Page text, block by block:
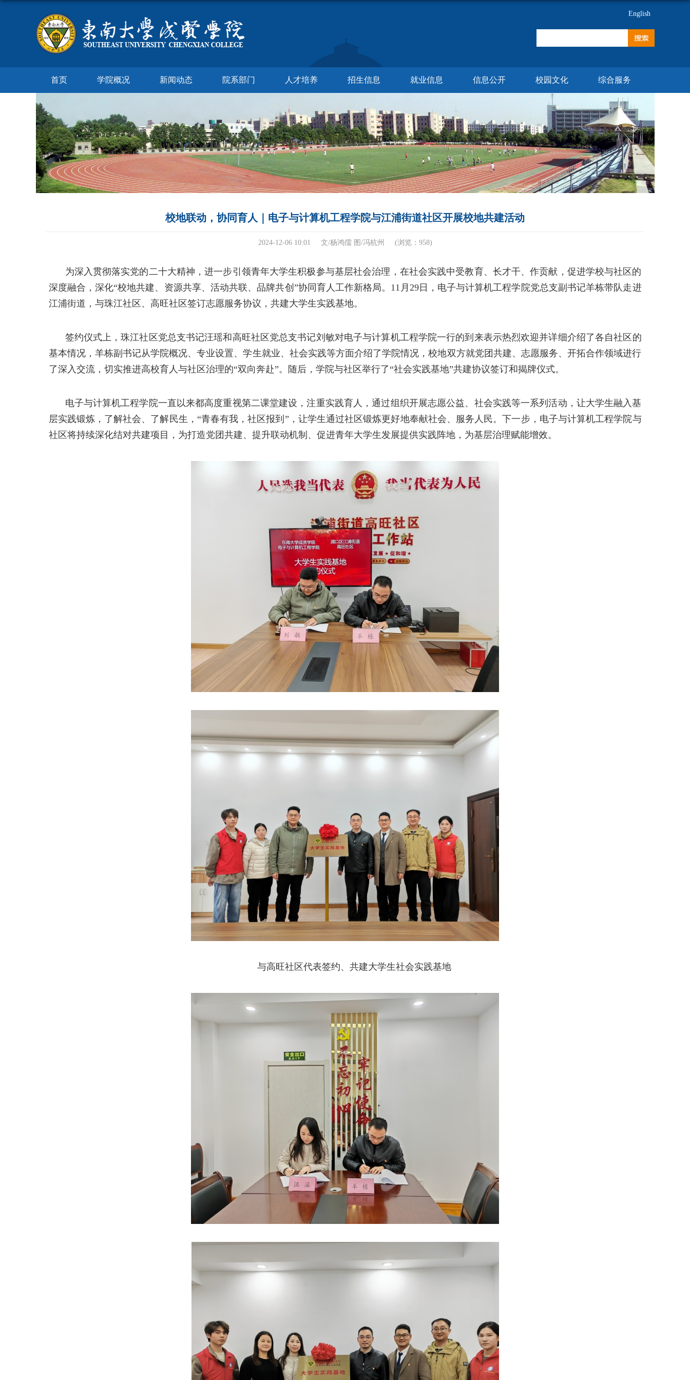
English
首页 学院概况 新闻动态 院系部门 人才培养 招生信息 就业信息 信息公开 校园文化 综合服务
校地联动，协同育人｜电子与计算机工程学院与江浦街道社区开展校地共建活动
2024-12-06 10:01 文/杨鸿儒 图/冯杭州 (浏览： 958)
为深入贯彻落实党的二十大精神，进一步引领青年大学生积极参与基层社会治理，在社会实践中受教育、长才干、作贡献，促进学校与社区的
深度融合，深化“校地共建、资源共享、活动共联、品牌共创”协同育人工作新格局。11月29日，电子与计算机工程学院党总支副书记羊栋带队走进
江浦街道，与珠江社区、高旺社区签订志愿服务协议 ， 共建大学生实践基地。
签约仪式上，珠江社区党总支书记汪瑶和高旺社区党总支书记刘敏对电子与计算机工程学院一行的到来表示热烈欢迎并详细介绍了各自社区 的
基本情况，羊栋副书记从学院概况、专业设置、学生就业、社会实践等方面介绍了学院情况，校地双方就党团共建、志愿服务、开拓合作领域进行
了深入交流，切实推进高校育人与社区治理的“双向奔赴”。随后，学院与社区举行了“社会实践基地”共建协议签订和揭牌仪式。
电子与计算机工程学院一直以来都高度重视第二课堂建设，注重实践育人，通过组织开展志愿公益、社会实践等一系列活动，让大学生融入基
层实践锻炼，了解社会、了解民生， “青春有我，社区报到”，让学生通过社区锻炼更好地奉献社会、服务人民。下一步，电子与计算机工程学院与
社区将持续深化结对共建项目，为打造党团共建、提升联动机制、促进青年大学生发展提供实践阵地，为基层治理赋能增效。
与高旺社区代表签约、共建大学生社会实践基地